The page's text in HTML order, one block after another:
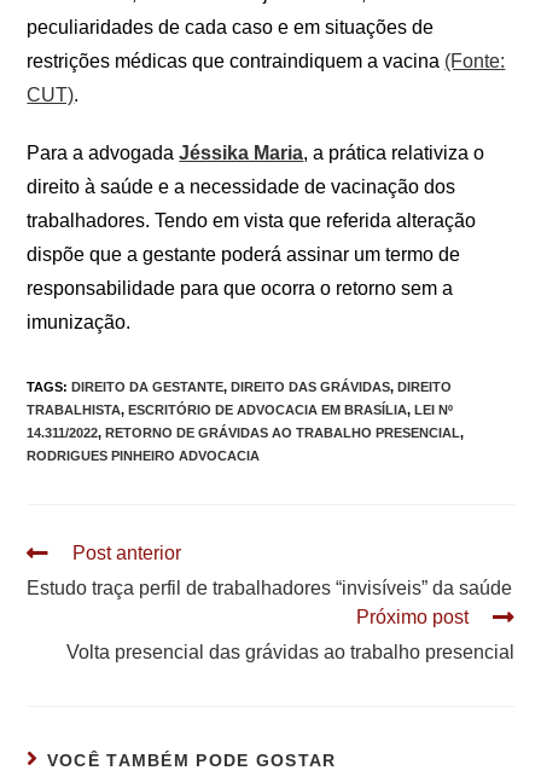
peculiaridades de cada caso e em situações de
restrições médicas que contraindiquem a vacina (Fonte:
CUT).
Para a advogadaJéssika Maria, a prática relativiza o
direito à saúde e a necessidade de vacinação dos
trabalhadores. Tendo em vista que referida alteração
dispõe que a gestante poderá assinar um termo de
responsabilidade para que ocorra o retorno sem a
imunização.
TAGS:DIREITO DA GESTANTE, DIREITO DAS GRÁVIDAS, DIREITO
TRABALHISTA, ESCRITÓRIO DE ADVOCACIA EM BRASÍLIA, LEI Nº
14.311/2022, RETORNO DE GRÁVIDAS AO TRABALHO PRESENCIAL,
RODRIGUES PINHEIRO ADVOCACIA
Leia
artigos
Post anterior
Estudo traça perfil de trabalhadores “invisíveis” da saúde
Próximo post
Volta presencial das grávidas ao trabalho presencial
VOCÊ TAMBÉM PODE GOSTAR